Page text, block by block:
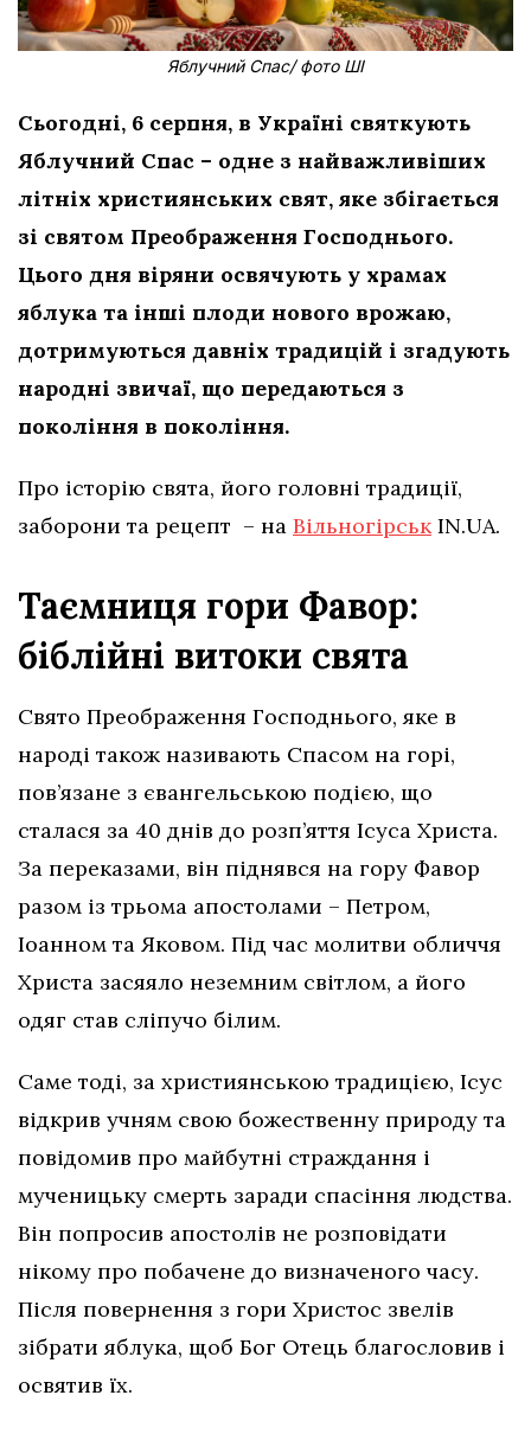
Яблучний Спас/ фото ШІ
Сьогодні, 6 серпня, в Україні святкують
Яблучний Спас – одне з найважливіших
літніх християнських свят, яке збігається
зі святом Преображення Господнього.
Цього дня віряни освячують у храмах
яблука та інші плоди нового врожаю,
дотримуються давніх традицій і згадують
народні звичаї, що передаються з
покоління в покоління.
Про історію свята, його головні традиції,
заборони та рецепт – на ВільногірськIN.UA.
Таємниця гори Фавор:
біблійні витоки свята
Свято Преображення Господнього, яке в
народі також називають Спасом на горі,
пов’язане з євангельською подією, що
сталася за 40 днів до розп’яття Ісуса Христа.
За переказами, він піднявся на гору Фавор
разом із трьома апостолами – Петром,
Іоанном та Яковом. Під час молитви обличчя
Христа засяяло неземним світлом, а його
одяг став сліпучо білим.
Саме тоді, за християнською традицією, Ісус
відкрив учням свою божественну природу та
повідомив про майбутні страждання і
мученицьку смерть заради спасіння людства.
Він попросив апостолів не розповідати
нікому про побачене до визначеного часу.
Після повернення з гори Христос звелів
зібрати яблука, щоб Бог Отець благословив і
освятив їх.